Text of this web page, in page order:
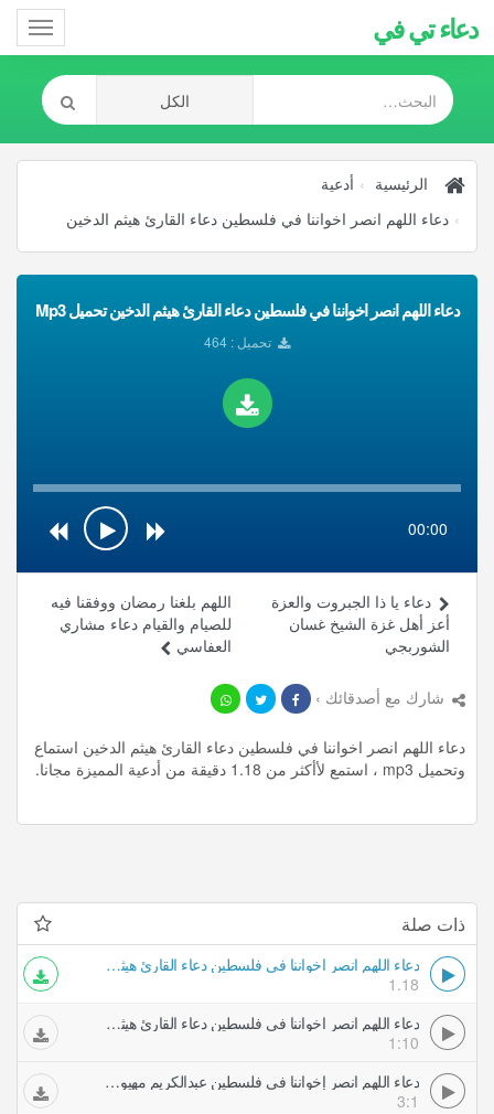
دعاء تي في
الرئيسية
أدعية
دعاء اللهم انصر اخواننا في فلسطين دعاء القارئ هيثم الدخين
دعاء اللهم انصر اخواننا في فلسطين دعاء القارئ هيثم الدخين تحميل Mp3
تحميل : 464
00:00
اللهم بلغنا رمضان ووفقنا فيه
للصيام والقيام دعاء مشاري
العفاسي
دعاء يا ذا الجبروت والعزة
أعز أهل غزة الشيخ غسان
الشوربجي
شارك مع أصدقائك ›
دعاء اللهم انصر اخواننا في فلسطين دعاء القارئ هيثم الدخين استماع
وتحميل mp3 ، استمع لأأكثر من 1.18 دقيقة من أدعية المميزة مجانا.
ذات صلة
دعاء اللهم انصر اخواننا في فلسطين دعاء القارئ هيثم الدخين
1.18
دعاء اللهم انصر اخواننا في فلسطين دعاء القارئ هيثم الدخين
1:10
دعاء اللهم انصر إخواننا في فلسطين عبدالكريم مهيوب أدعية فلسطين
3:1